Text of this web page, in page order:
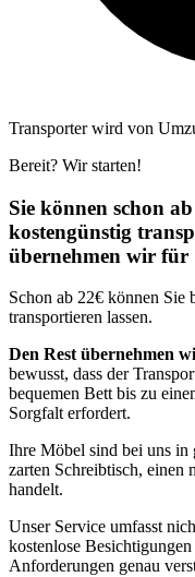
Transporter wird von
Bereit? Wir starten!
Sie können schon
kostengünstig
übernehmen wir für
Schon ab 22€ können Sie
transportieren lassen.
Den Rest übernehmen
bewusst, dass der
bequemen Bett bis zu
Sorgfalt erfordert.
Ihre Möbel sind bei uns in
zarten Schreibtisch, einen
handelt.
Unser Service umfasst
kostenlose
Anforderungen genau